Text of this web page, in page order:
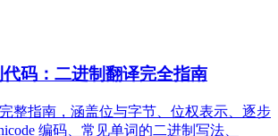
码：二进制翻译完全指南
整指南，涵盖位与字节、位权表示、逐步
编码、常见单词的二进制写法、